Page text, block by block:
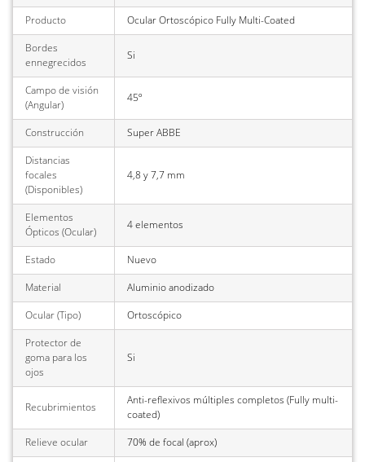
Producto
Ocular Ortoscópico Fully Multi-Coated
Bordes
ennegrecidos
Si
Campo de visión
(Angular)
45º
Construcción
Super ABBE
Distancias
focales
(Disponibles)
4,8 y 7,7 mm
Elementos
Ópticos (Ocular)
4 elementos
Estado
Nuevo
Material
Aluminio anodizado
Ocular (Tipo)
Ortoscópico
Protector de
goma para los
ojos
Si
Recubrimientos
Anti-reflexivos múltiples completos (Fully multi-
coated)
Relieve ocular
70% de focal (aprox)